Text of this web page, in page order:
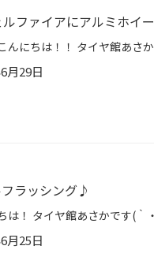
ルファイアにアルミホイ
月29日
ラッシング♪
月25日